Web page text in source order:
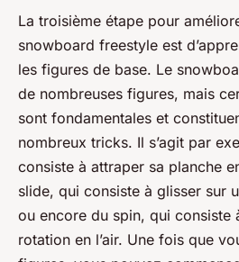
La troisième étape pour
snowboard freestyle est
les figures de base. Le
de nombreuses figures, mais
sont fondamentales et
nombreux tricks. Il s’agit par
consiste à attraper sa planche
slide, qui consiste à glisser sur
ou encore du spin, qui consiste
rotation en l’air. Une fois que